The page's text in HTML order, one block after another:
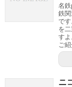
名
鉄
で
を
すよ
ご
ニ